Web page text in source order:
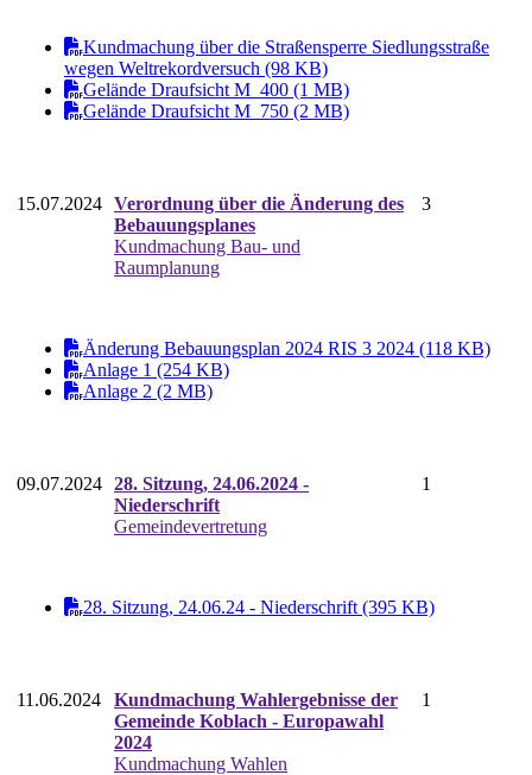
Kundmachung über die Straßensperre Siedlungsstraße
wegen Weltrekordversuch (98 KB)
Gelände Draufsicht M_400 (1 MB)
Gelände Draufsicht M_750 (2 MB)
15.07.2024 Verordnung über die Änderung des
Bebauungsplanes
Kundmachung Bau- und
Raumplanung
3
Änderung Bebauungsplan 2024 RIS 3 2024 (118 KB)
Anlage 1 (254 KB)
Anlage 2 (2 MB)
09.07.2024 28. Sitzung, 24.06.2024 -
Niederschrift
Gemeindevertretung
1
28. Sitzung, 24.06.24 - Niederschrift (395 KB)
11.06.2024
Kundmachung Wahlergebnisse der
Gemeinde Koblach - Europawahl
2024
Kundmachung Wahlen
1